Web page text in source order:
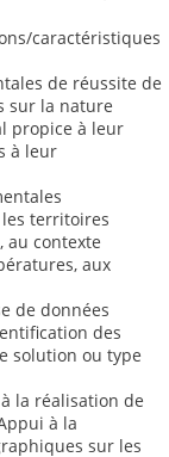
caractéristiques
de réussite de
sur la nature
propice à leur
à leur
territoires
au contexte
aux
de données
des
solution ou type
la réalisation de
à la
sur les